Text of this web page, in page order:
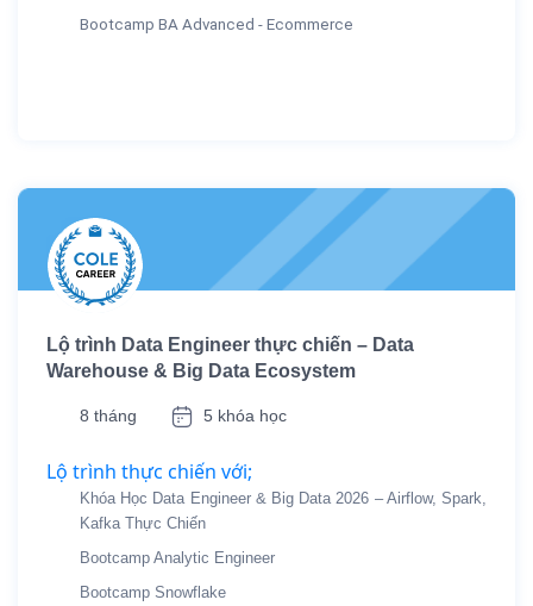
Bootcamp BA Advanced - Ecommerce
Lộ trình Data Engineer thực chiến – Data
Warehouse & Big Data Ecosystem
8 tháng 5 khóa học
Lộ trình thực chiến với;
Khóa Học Data Engineer & Big Data 2026 – Airflow, Spark,
Kafka Thực Chiến
Bootcamp Analytic Engineer
Bootcamp Snowflake